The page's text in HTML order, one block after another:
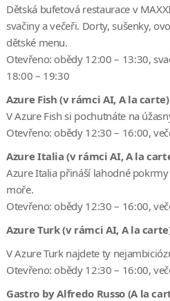
Dětská bufetová restaurace v
svačiny a večeři. Dorty, sušenky,
dětské menu.
Otevřeno: obědy 12:00 – 13:30,
18:00 – 19:30
Azure Fish (v rámci AI, A la carte)
V Azure Fish si pochutnáte na
Otevřeno: obědy 12:30 – 16:00,
Azure Italia (v rámci AI, A la
Azure Italia přináší lahodné
moře.
Otevřeno: obědy 12:30 – 16:00,
Azure Turk (v rámci AI, A la
V Azure Turk najdete ty
Otevřeno: obědy 12:30 – 16:00,
Gastro by Alfredo Russo (A la